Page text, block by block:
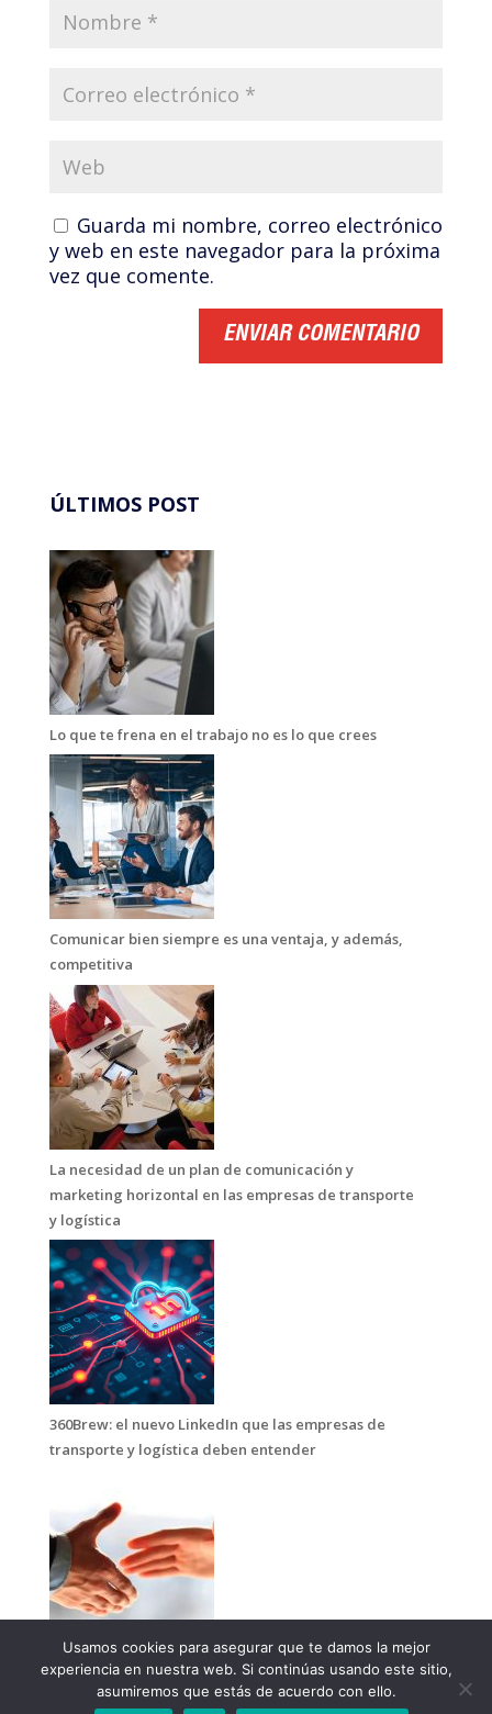
Guarda mi nombre, correo electrónico
y web en este navegador para la próxima
vez que comente.
ÚLTIMOS POST
Lo que te frena en el trabajo no es lo que crees
Comunicar bien siempre es una ventaja, y además,
competitiva
La necesidad de un plan de comunicación y
marketing horizontal en las empresas de transporte
y logística
360Brew: el nuevo LinkedIn que las empresas de
transporte y logística deben entender
Te confundes si piensas que una consultoría es para
rebajar el precio del transporte
Usamos cookies para asegurar que te damos la mejor
experiencia en nuestra web. Si continúas usando este sitio,
asumiremos que estás de acuerdo con ello.